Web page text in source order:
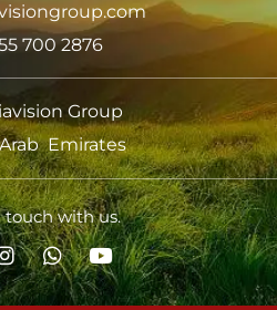
700 2876
Group
Emirates
touch with us.